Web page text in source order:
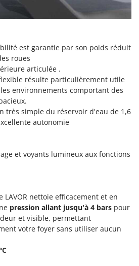
par évaporation
en aluminium
électriques
de piscine
à batterie
est garantie par son poids réduit
roues
articulée .
résulte particulièrement utile
environnements comportant des
très simple du réservoir d'eau de 1,6
autonomie
et voyants lumineux aux fonctions
LAVOR nettoie efficacement et en
pression allant jusqu'à 4 bars pour
et visible, permettant
votre foyer sans utiliser aucun